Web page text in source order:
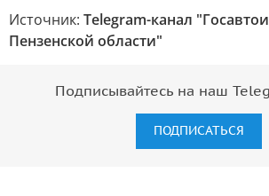
Источник: Telegram-канал
Пензенской области"
Подписывайтесь на наш
ПОДПИСАТЬСЯ